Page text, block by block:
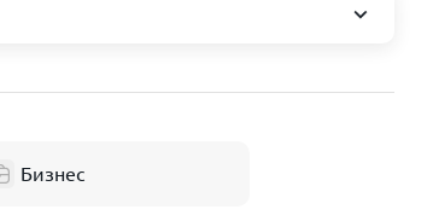
Республика Коми
Бизнес